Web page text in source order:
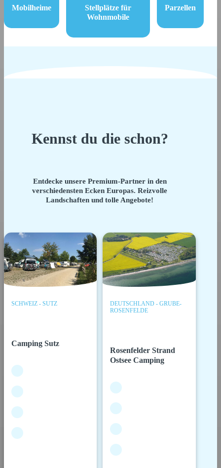
Mobilheime
Stellplätze für
Wohnmobile
Parzellen
Kennst du die schon?
Entdecke unsere Premium-Partner in den
verschiedensten Ecken Europas. Reizvolle
Landschaften und tolle Angebote!
SCHWEIZ - SUTZ
Camping Sutz
DEUTSCHLAND - GRUBE-
ROSENFELDE
Rosenfelder Strand
Ostsee Camping